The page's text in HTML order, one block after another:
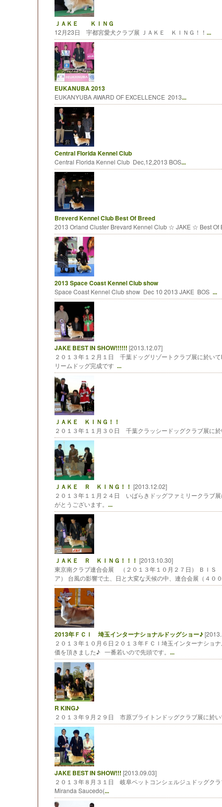
ＪＡＫＥ ＫＩＮＧ
12月23日 宇都宮愛犬クラブ展 ＪＡＫＥ ＫＩＮＧ！！ ...
EUKANUBA 2013
EUKANYUBA AWARD OF EXCELLENCE 2013...
Central Florida Kennel Club
Central Florida Kennel Club Dec,12,2013 BOS...
Breverd Kennel Club Best Of Breed
2013 Orland Cluster Brevard Kennel Club ☆ JAKE ☆ Best Of
2013 Space Coast Kennel Club show
Space Coast Kennel Club show Dec 10 2013 JAKE BOS ...
JAKE BEST IN SHOW!!!!!! [2013.12.07]
２０１３年１２月１日 千葉ドッグリゾートクラブ展に於い
リームドッグ完成です ...
ＪＡＫＥ ＫＩＮＧ！！
２０１３年１１月３０日 千葉クラッシードッグクラブ展に
ＪＡＫＥ Ｒ ＫＩＮＧ！！ [2013.12.02]
２０１３年１１月２４日 いばらきドッグファミリークラブ
がとうございます。 ...
ＪＡＫＥ Ｒ ＫＩＮＧ！！！ [2013.10.30]
東京南クラブ連合会展 （２０１３年１０月２７日） ＢＩ
ア） 台風の影響で土、日と大変な天候の中、連合会展（４００
2013年ＦＣＩ 埼玉インターナショナルドッグショー♪
２０１３年１０月６日２０１３年ＦＣＩ埼玉インターナシ
価を頂きました♪ 一番若いので先頭です。 ...
R KING♪
２０１３年９月２９日 市原ブライトンドッグクラブ展に於
JAKE BEST IN SHOW!!! [2013.09.03]
２０１３年８月３１日 岐阜ペットコンシェルジュドッグク
Miranda Saucedo(...